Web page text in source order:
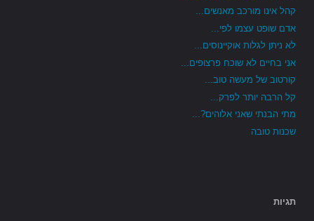
קהל אינו מורכב מאנשים...
אדם שופט עצמו לפי...
לא ניתן לגלות אוקיינוסים...
אני בחיים לא שוכח פרצופים...
קורטוב של מעשה טוב...
קל הרבה יותר לפרק...
מתי הבנתי שאני אלוהים?...
שכנות טובה
תגיות